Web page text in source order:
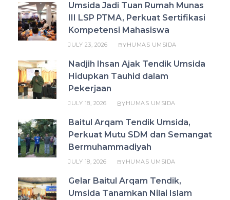
Umsida Jadi Tuan Rumah Munas
III LSP PTMA, Perkuat Sertifikasi
Kompetensi Mahasiswa
JULY 23, 2026 BYHUMAS UMSIDA
Nadjih Ihsan Ajak Tendik Umsida
Hidupkan Tauhid dalam
Pekerjaan
JULY 18, 2026 BYHUMAS UMSIDA
Baitul Arqam Tendik Umsida,
Perkuat Mutu SDM dan Semangat
Bermuhammadiyah
JULY 18, 2026 BYHUMAS UMSIDA
Gelar Baitul Arqam Tendik,
Umsida Tanamkan Nilai Islam